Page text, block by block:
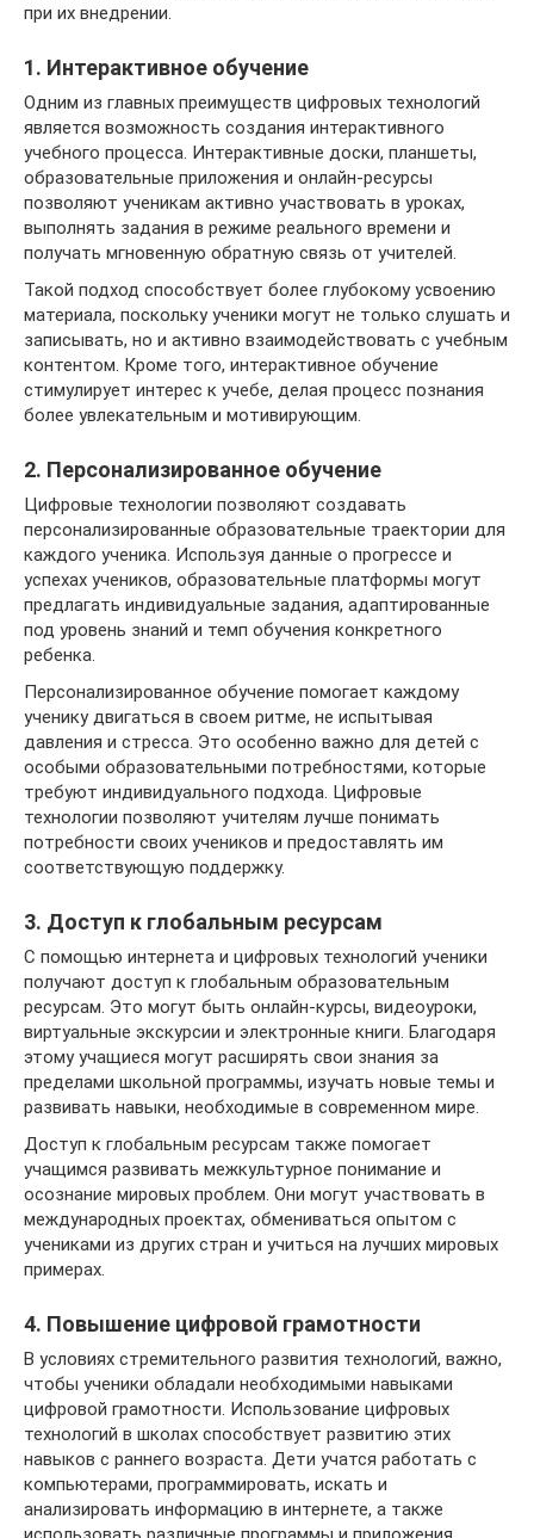
при их внедрении.
1. Интерактивное обучение
Одним из главных преимуществ цифровых технологий
является возможность создания интерактивного
учебного процесса. Интерактивные доски, планшеты,
образовательные приложения и онлайн-ресурсы
позволяют ученикам активно участвовать в уроках,
выполнять задания в режиме реального времени и
получать мгновенную обратную связь от учителей.
Такой подход способствует более глубокому усвоению
материала, поскольку ученики могут не только слушать и
записывать, но и активно взаимодействовать с учебным
контентом. Кроме того, интерактивное обучение
стимулирует интерес к учебе, делая процесс познания
более увлекательным и мотивирующим.
2. Персонализированное обучение
Цифровые технологии позволяют создавать
персонализированные образовательные траектории для
каждого ученика. Используя данные о прогрессе и
успехах учеников, образовательные платформы могут
предлагать индивидуальные задания, адаптированные
под уровень знаний и темп обучения конкретного
ребенка.
Персонализированное обучение помогает каждому
ученику двигаться в своем ритме, не испытывая
давления и стресса. Это особенно важно для детей с
особыми образовательными потребностями, которые
требуют индивидуального подхода. Цифровые
технологии позволяют учителям лучше понимать
потребности своих учеников и предоставлять им
соответствующую поддержку.
3. Доступ к глобальным ресурсам
С помощью интернета и цифровых технологий ученики
получают доступ к глобальным образовательным
ресурсам. Это могут быть онлайн-курсы, видеоуроки,
виртуальные экскурсии и электронные книги. Благодаря
этому учащиеся могут расширять свои знания за
пределами школьной программы, изучать новые темы и
развивать навыки, необходимые в современном мире.
Доступ к глобальным ресурсам также помогает
учащимся развивать межкультурное понимание и
осознание мировых проблем. Они могут участвовать в
международных проектах, обмениваться опытом с
учениками из других стран и учиться на лучших мировых
примерах.
4. Повышение цифровой грамотности
В условиях стремительного развития технологий, важно,
чтобы ученики обладали необходимыми навыками
цифровой грамотности. Использование цифровых
технологий в школах способствует развитию этих
навыков с раннего возраста. Дети учатся работать с
компьютерами, программировать, искать и
анализировать информацию в интернете, а также